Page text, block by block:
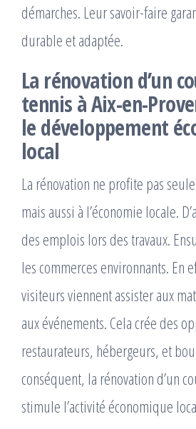
démarches. Leur savoir-faire
durable et adaptée.
La rénovation d’un
tennis à Aix-en-
le développement
local
La rénovation ne profite pas
mais aussi à l’économie locale.
des emplois lors des travaux.
les commerces environnants. En
visiteurs viennent assister aux
aux événements. Cela crée des
restaurateurs, hébergeurs, et
conséquent, la rénovation d’un
stimule l’activité économique